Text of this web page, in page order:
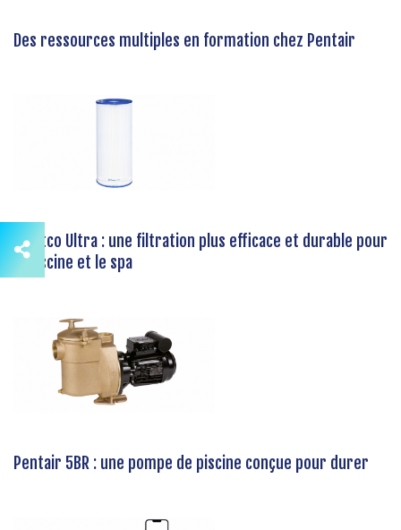
Des ressources multiples en formation chez Pentair
Pleatco Ultra : une filtration plus efficace et durable pour
la piscine et le spa
Pentair 5BR : une pompe de piscine conçue pour durer